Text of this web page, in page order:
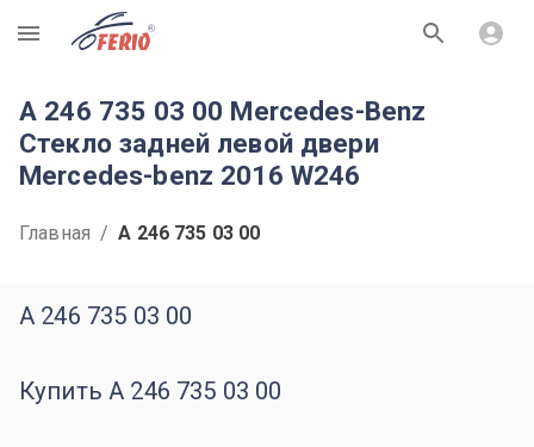
R
A 246 735 03 00 Mercedes-Benz
Стекло задней левой двери
Mercedes-benz 2016 W246
Главная / A 246 735 03 00
A 246 735 03 00
Купить A 246 735 03 00